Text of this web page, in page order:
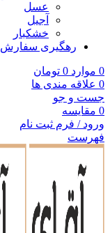
عسل
آجیل
خشکبار
رهگیری سفارش
0 موارد 0 تومان
0 علاقه مندی ها
جست و جو
0 مقایسه
ورود / فرم ثبت نام
فهرست